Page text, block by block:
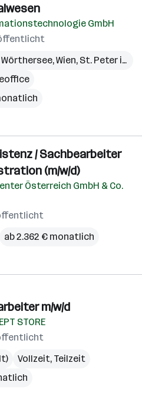
GmbH
,Wien, St. Peter in der Au
/ Sachbearbeiter
(m/w/d)
Österreich GmbH & Co.
ab 2.362 € monatlich
m/w/d
STORE
Vollzeit, Teilzeit